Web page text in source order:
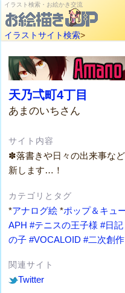
イラスト検索・お絵かき交流
イラストサイト検索>
天乃弌町4丁目
あまのいちさん
サイト内容
✽落書きや日々の出来事な
新します…！
カテゴリとタグ
*アナログ絵 *ポップ＆キュ
APH #テニスの王子様 #日記
の子 #VOCALOID #二次創作
関連サイト
Twitter